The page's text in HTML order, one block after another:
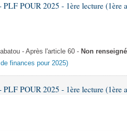
POUR 2025 - 1ère lecture (1ère
- Après l'article 60 - Non renseigné
finances pour 2025)
POUR 2025 - 1ère lecture (1ère